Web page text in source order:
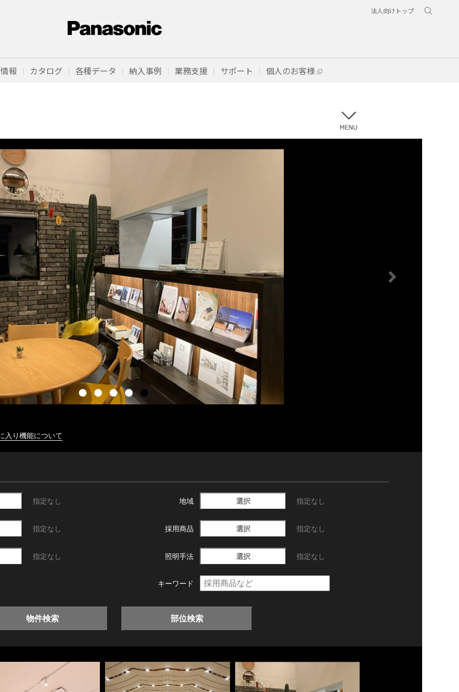
法人向けトップ
報 カタログ 各種データ 納入事例 業務支援 サポート 個人のお客様
入り機能について
指定なし 地域 選択 指定なし
指定なし 採用商品 選択 指定なし
指定なし 照明手法 選択 指定なし
キーワード
物件検索 部位検索